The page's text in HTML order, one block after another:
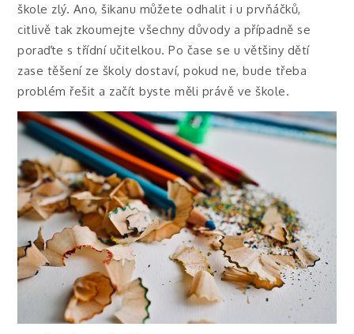
škole zlý. Ano, šikanu můžete odhalit i u prvňáčků,
citlivě tak zkoumejte všechny důvody a případně se
poraďte s třídní učitelkou. Po čase se u většiny dětí
zase těšení ze školy dostaví, pokud ne, bude třeba
problém řešit a začít byste měli právě ve škole.